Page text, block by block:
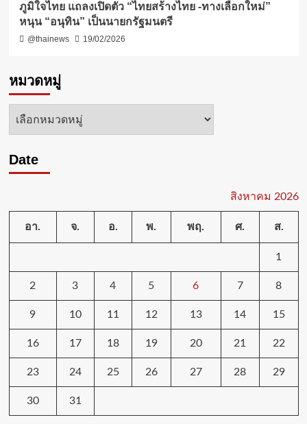
ภูมิใจไทย แถลงเปิดตัว “ไทยสร้างไทย -ทางเลือกใหม่”
หนุน “อนุทิน” เป็นนายกรัฐมนตรี
@thainews 19/02/2026
หมวดหมู่
หมวด
Date
สิงหาคม 2026
อา. จ. อ. พ. พฤ. ศ. ส.
1
2 3 4 5 6 7 8
9 10 11 12 13 14 15
16 17 18 19 20 21 22
23 24 25 26 27 28 29
30 31